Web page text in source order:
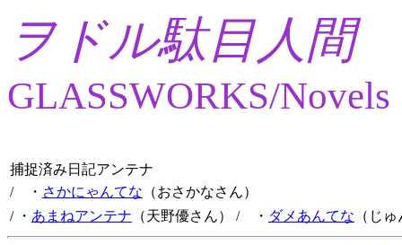
ヲドル駄目人間
GLASSWORKS/Novels
捕捉済み日記アンテナ
/ ・ さかにゃんてな （おさかなさん）
/ ・ あまねアンテナ （天野優さん） / ・ ダメあんてな （じ